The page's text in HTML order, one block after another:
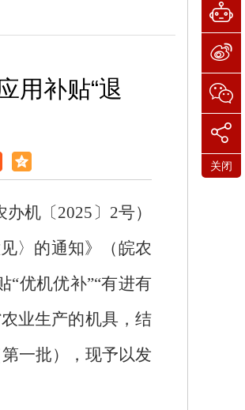
用补贴“退
办机〔2025 〕 2号）
〉的通知》（皖农
“优机优补”“有进有
业生产的机具，结
一批），现予以发
关闭